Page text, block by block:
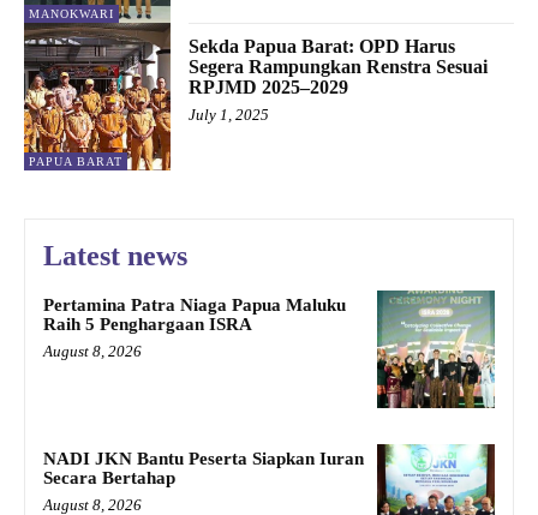
MANOKWARI
PAPUA BARAT
Sekda Papua Barat: OPD Harus
Segera Rampungkan Renstra Sesuai
RPJMD 2025–2029
July 1, 2025
Latest news
Pertamina Patra Niaga Papua Maluku
Raih 5 Penghargaan ISRA
August 8, 2026
NADI JKN Bantu Peserta Siapkan Iuran
Secara Bertahap
August 8, 2026